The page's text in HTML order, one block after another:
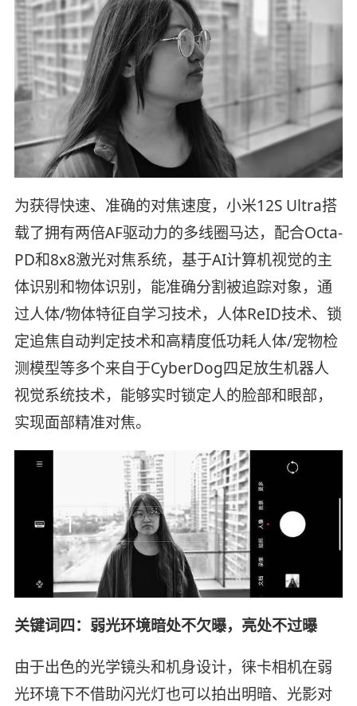
为获得快速、准确的对焦速度，小米12S Ultra搭
载了拥有两倍AF驱动力的多线圈马达，配合Octa-
PD和8x8激光对焦系统，基于AI计算机视觉的主
体识别和物体识别，能准确分割被追踪对象，通
过人体/物体特征自学习技术，人体ReID技术、锁
定追焦自动判定技术和高精度低功耗人体/宠物检
测模型等多个来自于CyberDog四足放生机器人
视觉系统技术，能够实时锁定人的脸部和眼部，
实现面部精准对焦。
关键词四：弱光环境暗处不欠曝，亮处不过曝
由于出色的光学镜头和机身设计，徕卡相机在弱
光环境下不借助闪光灯也可以拍出明暗、光影对